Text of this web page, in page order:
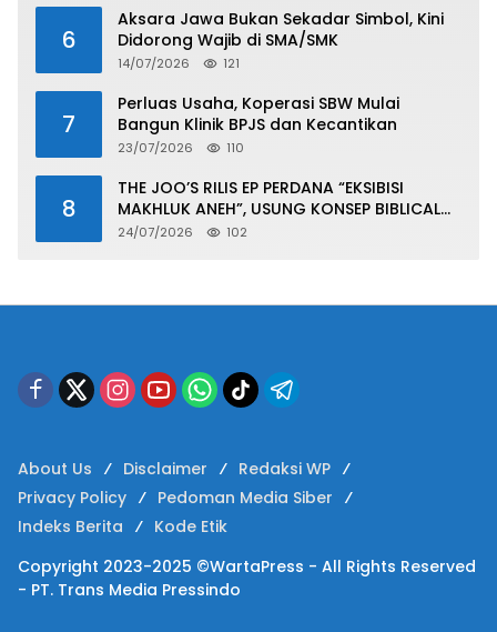
6
Aksara Jawa Bukan Sekadar Simbol, Kini
Didorong Wajib di SMA/SMK
14/07/2026 121
7
Perluas Usaha, Koperasi SBW Mulai
Bangun Klinik BPJS dan Kecantikan
23/07/2026 110
8
THE JOO’S RILIS EP PERDANA “EKSIBISI
MAKHLUK ANEH”, USUNG KONSEP BIBLICAL
SURF ROCK DALAM 6 TRACK
24/07/2026 102
About Us Disclaimer
Redaksi WP
Privacy Policy
Pedoman Media Siber
Indeks Berita
Kode Etik
Copyright 2023-2025 ©WartaPress - All Rights Reserved
- PT. Trans Media Pressindo